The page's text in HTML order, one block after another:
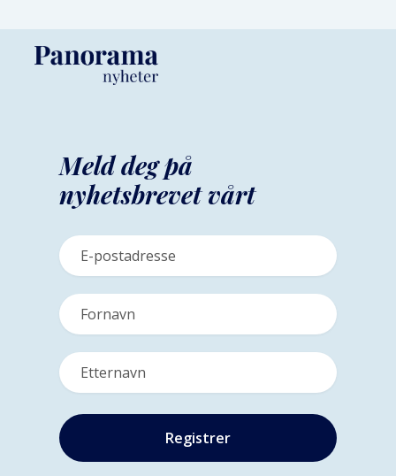
Meld deg på
nyhetsbrevet vårt